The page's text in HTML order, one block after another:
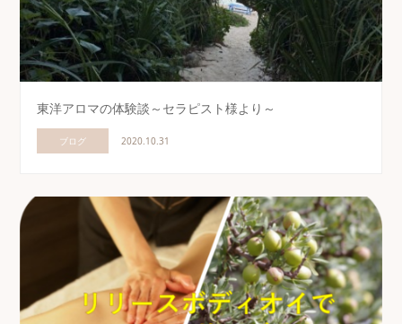
東洋アロマの体験談～セラピスト様より～
ブログ 2020.10.31